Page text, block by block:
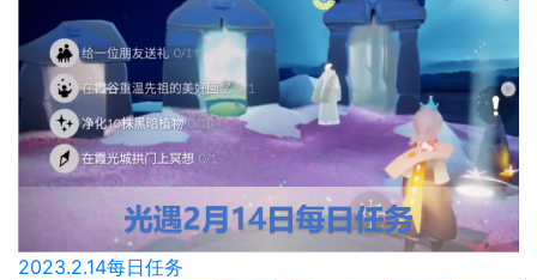
2023.2.14每日任务